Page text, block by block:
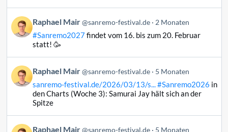
ansehen
Beitrag
von
Raphael
Bluesky
ansehen
Raphael Mair @sanremo-festival.de 2 Monaten
#Sanremo2027findet vom 16. bis zum 20. Februar
statt! 🥳
Beitrag
von
Raphael
Raphael Mair @sanremo-festival.de 5 Monaten
sanremo-festival.de/2026/03/13/s...#Sanremo2026 in
den Charts (Woche 3): Samurai Jay hält sich an der
Spitze
BeitragRaphael Mair @sanremo-festival.de 5 Monaten